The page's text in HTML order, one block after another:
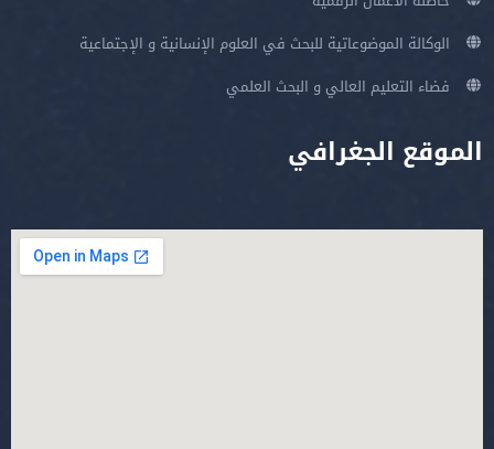
الوكالة الموضوعاتية للبحث في العلوم الإنسانية و الإجتماعية
فضاء التعليم العالي و البحث العلمي
الموقع الجغرافي